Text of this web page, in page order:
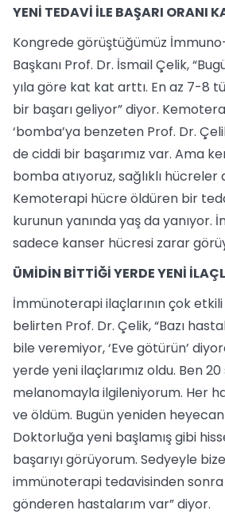
YENİ TEDAVİ İLE BAŞARI ORANI
Kongrede görüştüğümüz
Başkanı Prof. Dr. İsmail Çelik,
yıla göre kat kat arttı. En az 7-8
bir başarı geliyor” diyor.
‘bomba’ya benzeten Prof. Dr.
de ciddi bir başarımız var. Ama
bomba atıyoruz, sağlıklı hücreler
Kemoterapi hücre öldüren bir
kurunun yanında yaş da yanıyor.
sadece kanser hücresi zarar
ÜMİDİN BİTTİĞİ YERDE YENİ
İmmünoterapi ilaçlarının çok etkili
belirten Prof. Dr. Çelik, “Bazı
bile veremiyor, ‘Eve götürün’
yerde yeni ilaçlarımız oldu. Ben
melanomayla ilgileniyorum. Her
ve öldüm. Bugün yeniden
Doktorluğa yeni başlamış gibi
başarıyı görüyorum. Sedyeyle
immünoterapi tedavisinden
gönderen hastalarım var” diyor.